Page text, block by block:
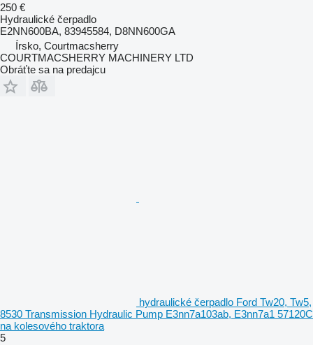
250 €
Hydraulické čerpadlo
E2NN600BA, 83945584, D8NN600GA
Írsko, Courtmacsherry
COURTMACSHERRY MACHINERY LTD
Obráťte sa na predajcu
hydraulické čerpadlo Ford Tw20, Tw5,
8530 Transmission Hydraulic Pump E3nn7a103ab, E3nn7a1 57120C
na kolesového traktora
5